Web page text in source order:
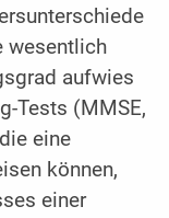
wesentlich
aufwies
Tests (MMSE,
eine
können,
einer